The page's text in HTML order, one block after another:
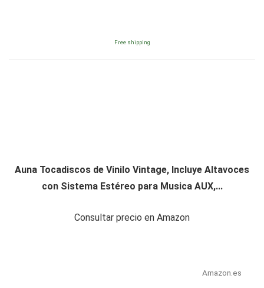
Free shipping
Auna Tocadiscos de Vinilo Vintage, Incluye Altavoces
con Sistema Estéreo para Musica AUX,...
Consultar precio en Amazon
Amazon.es